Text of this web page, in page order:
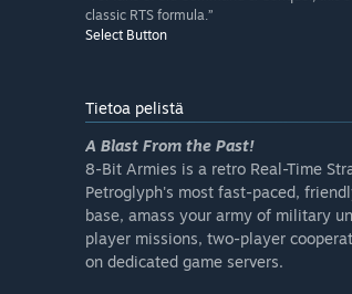
classic RTS formula.”
Select Button
Tietoa pelistä
A Blast From the Past!
8-Bit Armies is a retro Real-Time
Petroglyph's most fast-paced,
base, amass your army of military
player missions, two-player
on dedicated game servers.